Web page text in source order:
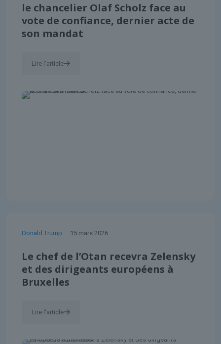
le chancelier Olaf Scholz face au
vote de confiance, dernier acte de
son mandat
Lire l'article
Donald Trump 15 mars 2026
Le chef de l’Otan recevra Zelensky
et des dirigeants européens à
Bruxelles
Lire l'article